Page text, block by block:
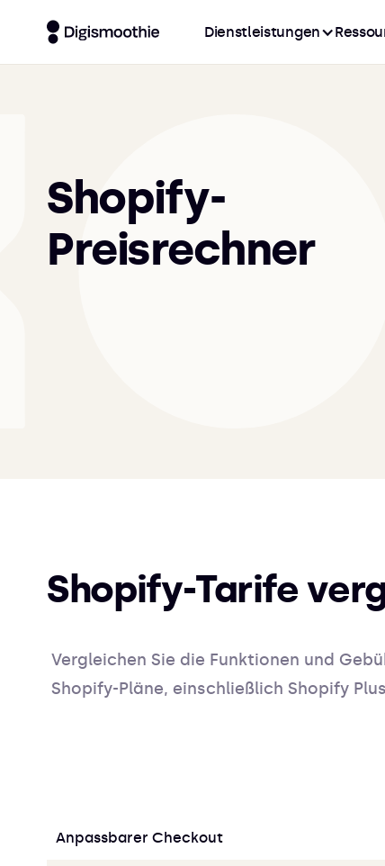
Dienstleistungen
Shopify-
Preisrechner
Shopify-Tarife
Vergleichen Sie die Funktionen und
Shopify-Pläne, einschließlich Shopify
Anpassbarer Checkout